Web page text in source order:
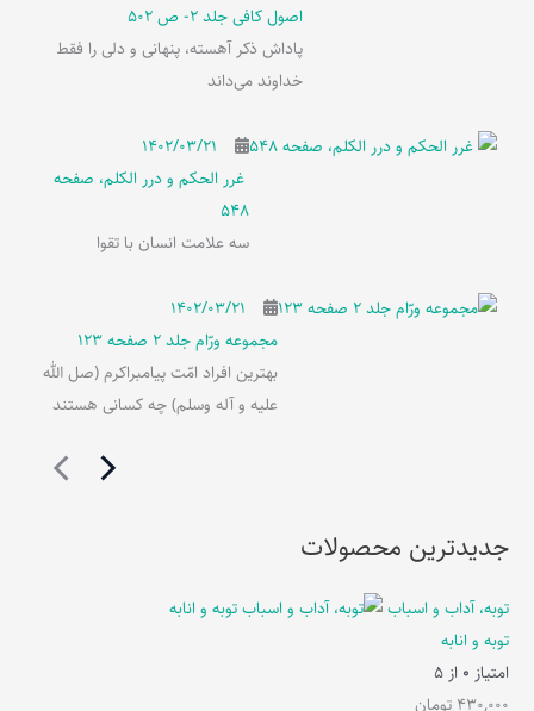
اصول کافی جلد 2- ص 502
پاداش ذکر آهسته، پنهانی و دلی را فقط
خداوند می‌داند
۱۴۰۲/۰۳/۲۱
غرر الحکم و درر الکلم، صفحه
548
سه علامت انسان با تقوا
۱۴۰۲/۰۳/۲۱
مجموعه ورّام جلد 2 صفحه 123
بهترین افراد امّت پیامبراکرم (صل الله
علیه و آله وسلم) چه کسانی هستند
جدیدترین محصولات
توبه، آداب و اسباب
توبه و انابه
امتیاز 0 از 5
430,000 تومان